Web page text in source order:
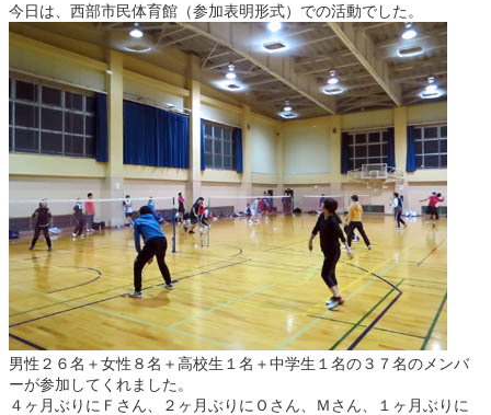
今日は、西部市民体育館（参加表明形式）での活動でした。
男性２６名＋女性８名＋高校生１名＋中学生１名の３７名のメンバ
ーが参加してくれました。
４ヶ月ぶりにＦさん、２ヶ月ぶりにＯさん、Ｍさん、１ヶ月ぶりに